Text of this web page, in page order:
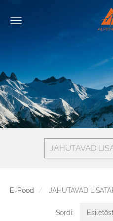
JAHUTAVAD
E-Pood JAHUTAVAD
Sordi: